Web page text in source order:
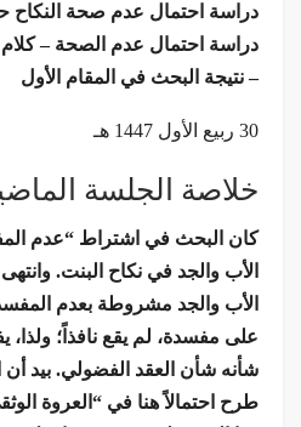
دراسة احتمال عدم صحة النكاح
دراسة احتمال عدم الصحة –
– نتيجة البحث في المقام الأول
30 ربيع الأول 1447 هـ
خلاصة الجلسة
كان البحث في اشتراط “عدم
الأب والجد في نكاح البنت.
الأب والجد مشروطة بعدم
على مفسدة، لم يقع نافذاً؛ ولذا،
شأنه شأن العقد الفضولي. بيد أن
طرح احتمالاً هنا في “العروة